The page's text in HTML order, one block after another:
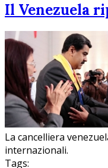
Il Venezuela
La cancelliera
internazionali.
Tags: